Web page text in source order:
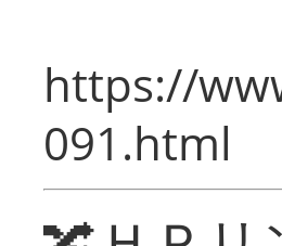
https://
091.html